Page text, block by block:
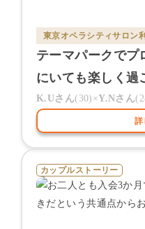
東京オペラシティサロン
テーマパークでプ
にいても楽しく過
人
K.Uさん( 30)×Y.Nさん(
詳
カップルストーリー